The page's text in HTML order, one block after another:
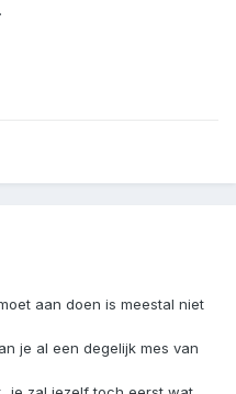
aan doen is meestal niet
je al een degelijk mes van